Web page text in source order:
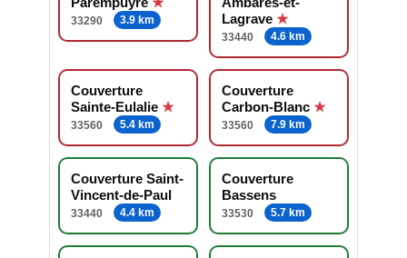
33290 3.9 km
Lagrave
33440 4.6 km
Couverture
Sainte-Eulalie
33560 5.4 km
Couverture
Carbon-Blanc
33560 7.9 km
Couverture Saint-
Vincent-de-Paul
33440 4.4 km
Couverture
Bassens
33530 5.7 km